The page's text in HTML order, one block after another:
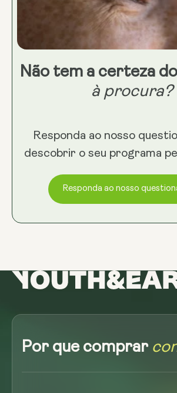
Não tem a certeza
à procura?
Responda ao nosso
descobrir o seu programa
Responda ao nosso
Por que comprar